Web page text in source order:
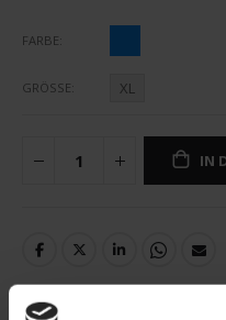
FARBE
GRÖSSE XL
IN